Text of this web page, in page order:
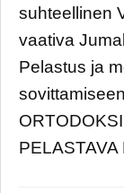
suhteellinen
vaativa
Pelastus ja